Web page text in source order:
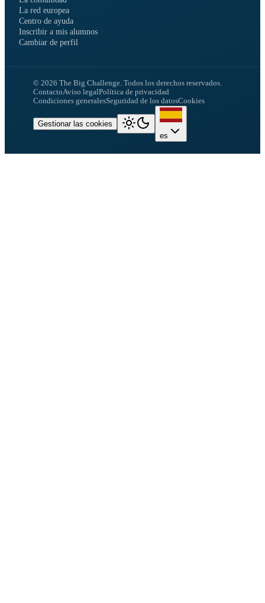
La red europea
Centro de ayuda
Inscribir a mis alumnos
Cambiar de perfil
© 2026 The Big Challenge. Todos los derechos reservados.
ContactoAviso legalPolítica de privacidad
Condiciones generalesSeguridad de los datosCookies
Gestionar las cookies
es